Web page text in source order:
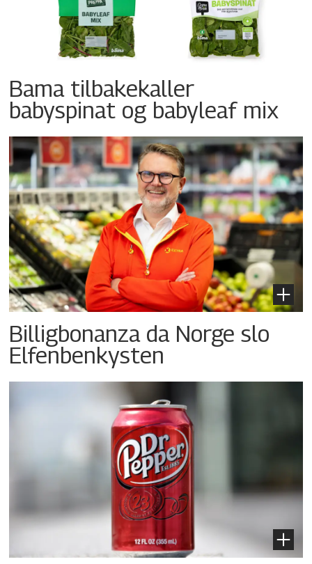
Bama tilbakekaller
babyspinat og babyleaf mix
Billigbonanza da Norge slo
Elfenbenkysten